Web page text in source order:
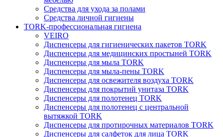
Средства для ухода за полами
Средства личной гигиены
TORK-профессиональная гигиена
VEIRO
Диспенсеры для гигиенических пакетов TORK
Диспенсеры для медицинских простыней TORK
Диспенсеры для мыла TORK
Диспенсеры для мыла-пены TORK
Диспенсеры для освежителя воздуха TORK
Диспенсеры для покрытий унитаза TORK
Диспенсеры для полотенец TORK
Диспенсеры для полотенец с центральной
вытяжкой TORK
Диспенсеры для протирочных материалов TORK
Диспенсеры для салфеток для лица TORK